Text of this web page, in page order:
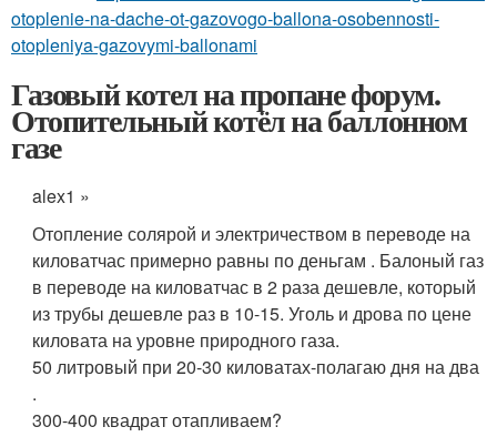
otoplenie-na-dache-ot-gazovogo-ballona-osobennosti-
otopleniya-gazovymi-ballonami
Газовый котел на пропане форум.
Отопительный котёл на баллонном
газе
alex1 »
Отопление солярой и электричеством в переводе на
киловатчас примерно равны по деньгам . Балоный газ
в переводе на киловатчас в 2 раза дешевле, который
из трубы дешевле раз в 10-15. Уголь и дрова по цене
киловата на уровне природного газа.
50 литровый при 20-30 киловатах-полагаю дня на два
.
300-400 квадрат отапливаем?